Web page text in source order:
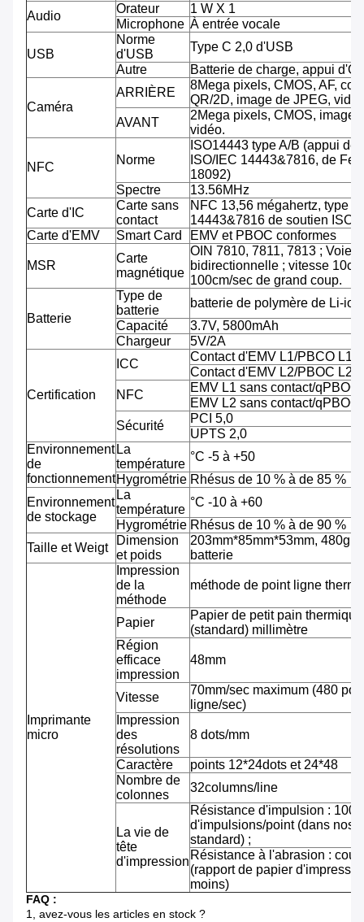
Audio
Orateur
1 W X 1
Microphone À entrée vocale
USB
Norme
d'USB
Type C 2,0 d'USB
Autre
Batterie de charge, appui
Caméra
ARRIÈRE
8Mega pixels, CMOS, AF,
QR/2D, image de JPEG,
AVANT
2Mega pixels, CMOS, image
vidéo.
NFC
Norme
ISO14443 type A/B (appui de
ISO/IEC 14443&7816, de
18092)
Spectre
13.56MHz
Carte d'IC
Carte sans
contact
NFC 13,56 mégahertz, type
14443&7816 de soutien ISO/
Carte d'EMV
Smart Card EMV et PBOC conformes
MSR
Carte
magnétique
OIN 7810, 7811, 7813 ; Voie
bidirectionnelle ; vitesse
100cm/sec de grand coup.
Batterie
Type de
batterie
batterie de polymère de Li-ion
Capacité
3.7V, 5800mAh
Chargeur
5V/2A
Certification
ICC
Contact d'EMV L1/PBCO L1
Contact d'EMV L2/PBOC L2
NFC
EMV L1 sans contact/qPBOC
EMV L2 sans contact/qPBOC
Sécurité
PCI 5,0
UPTS 2,0
Environnement
de
fonctionnement
La
température
°C -5 à +50
Hygrométrie Rhésus de 10 % à de 85 %
Environnement
de stockage
La
température
°C -10 à +60
Hygrométrie Rhésus de 10 % à de 90 %
Taille et Weigt
Dimension
et poids
203mm*85mm*53mm, 480g
batterie
Imprimante
micro
Impression
de la
méthode
méthode de point ligne
Papier
Papier de petit pain
(standard) millimètre
Région
efficace
impression
48mm
Vitesse
70mm/sec maximum (480
ligne/sec)
Impression
des
résolutions
8 dots/mm
Caractère
points 12*24dots et 24*48
Nombre de
colonnes
32columns/line
La vie de
tête
d'impression
Résistance d'impulsion : 100
d'impulsions/point (dans nos
standard) ;
Résistance à l'abrasion :
(rapport de papier
moins)
FAQ :
1, avez-vous les articles en stock ?